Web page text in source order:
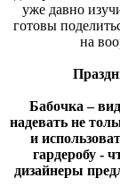
уже давно
готовы
на
Бабочка –
надевать не
и
гардеробу -
дизайнеры